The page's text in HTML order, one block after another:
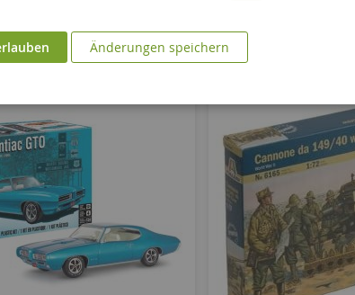
Änderungen speichern